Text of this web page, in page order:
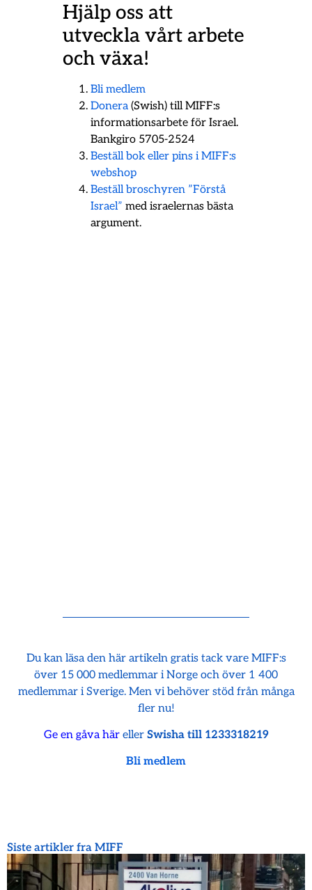
Hjälp oss att
utveckla vårt arbete
och växa!
Bli medlem
Donera(Swish) till MIFF:s
informationsarbete för Israel.
Bankgiro 5705-2524
Beställ bok eller pins i MIFF:s
webshop
Beställ broschyren ”Förstå
Israel” med israelernas bästa
argument.
Du kan läsa den här artikeln gratis tack vare MIFF:s
över 15 000 medlemmar i Norge och över 1 400
medlemmar i Sverige. Men vi behöver stöd från många
fler nu!
Ge en gåva häreller Swisha till 1233318219
Bli medlem
Siste artikler fra MIFF